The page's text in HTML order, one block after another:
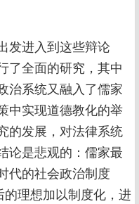
发进入到这些辩论
了全面的研究，其中
治系统又融入了儒家
中实现道德教化的举
的发展，对法律系统
论是悲观的：儒家最
代的社会政治制度
的理想加以制度化，进